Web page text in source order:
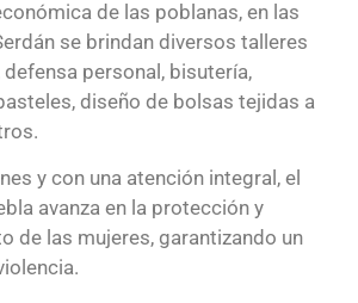
de las poblanas, en las
se brindan diversos talleres
personal, bisutería,
diseño de bolsas tejidas a
y con una atención integral, el
avanza en la protección y
de las mujeres, garantizando un